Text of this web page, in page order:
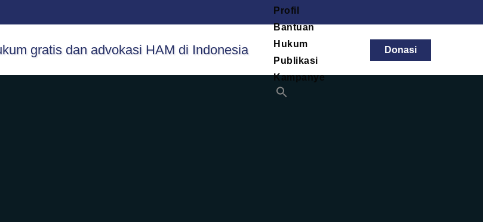
Profil
Bantuan
Hukum
Publikasi
Kampanye
Donasi